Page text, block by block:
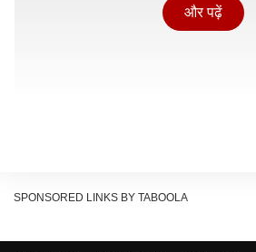
और पढ़ें
SPONSORED LINKS BY TABOOLA